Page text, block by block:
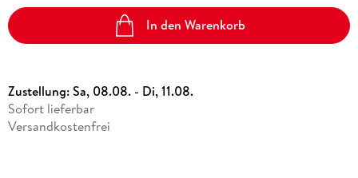
In den Warenkorb
Zustellung:Sa, 08.08. - Di, 11.08.
Sofort lieferbar
Versandkostenfrei